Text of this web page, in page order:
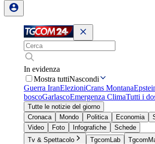
In evidenza
Mostra tuttiNascondi
Guerra IranElezioniCrans Montana
boscoGarlascoEmergenza ClimaTutti i
Tutte le notizie del giorno
Cronaca
Mondo Politica Economia
Video
Foto Infografiche
Schede
Tv & Spettacolo
TgcomLab